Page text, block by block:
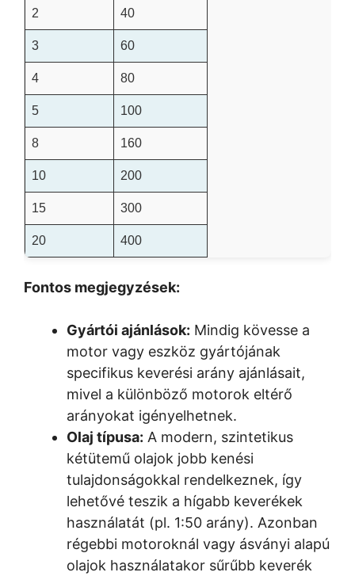
2 40
3 60
4 80
5 100
8 160
10 200
15 300
20 400
Fontos megjegyzések:
Gyártói ajánlások: Mindig kövesse a
motor vagy eszköz gyártójának
specifikus keverési arány ajánlásait,
mivel a különböző motorok eltérő
arányokat igényelhetnek.
Olaj típusa: A modern, szintetikus
kétütemű olajok jobb kenési
tulajdonságokkal rendelkeznek, így
lehetővé teszik a hígabb keverékek
használatát (pl. 1:50 arány). Azonban
régebbi motoroknál vagy ásványi alapú
olajok használatakor sűrűbb keverék